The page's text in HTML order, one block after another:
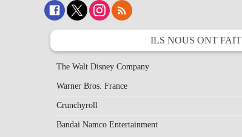
ILS NOUS ONT FAIT
The Walt Disney Company
Warner Bros. France
Crunchyroll
Bandai Namco Entertainment